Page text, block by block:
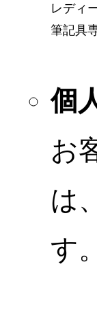
レディ
筆記具
個
お
は
す。